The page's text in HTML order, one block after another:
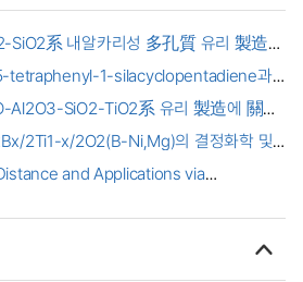
SiO2系 내알카리성 多孔質 유리 製造에
ZrO2-SiO2 System by the Sol-Gel
tetraphenyl-1-silacyclopentadiene과
Al2O3-SiO2-TiO2系 유리 製造에 關한
Preparation of Glass-Ceramics
TiO2 system by Sol-Gel method
2Ti1-x/2O2(B-Ni,Mg)의 결정화학 및
and Applications via
액체 화학 물질의 결정 내 흡착을 통한